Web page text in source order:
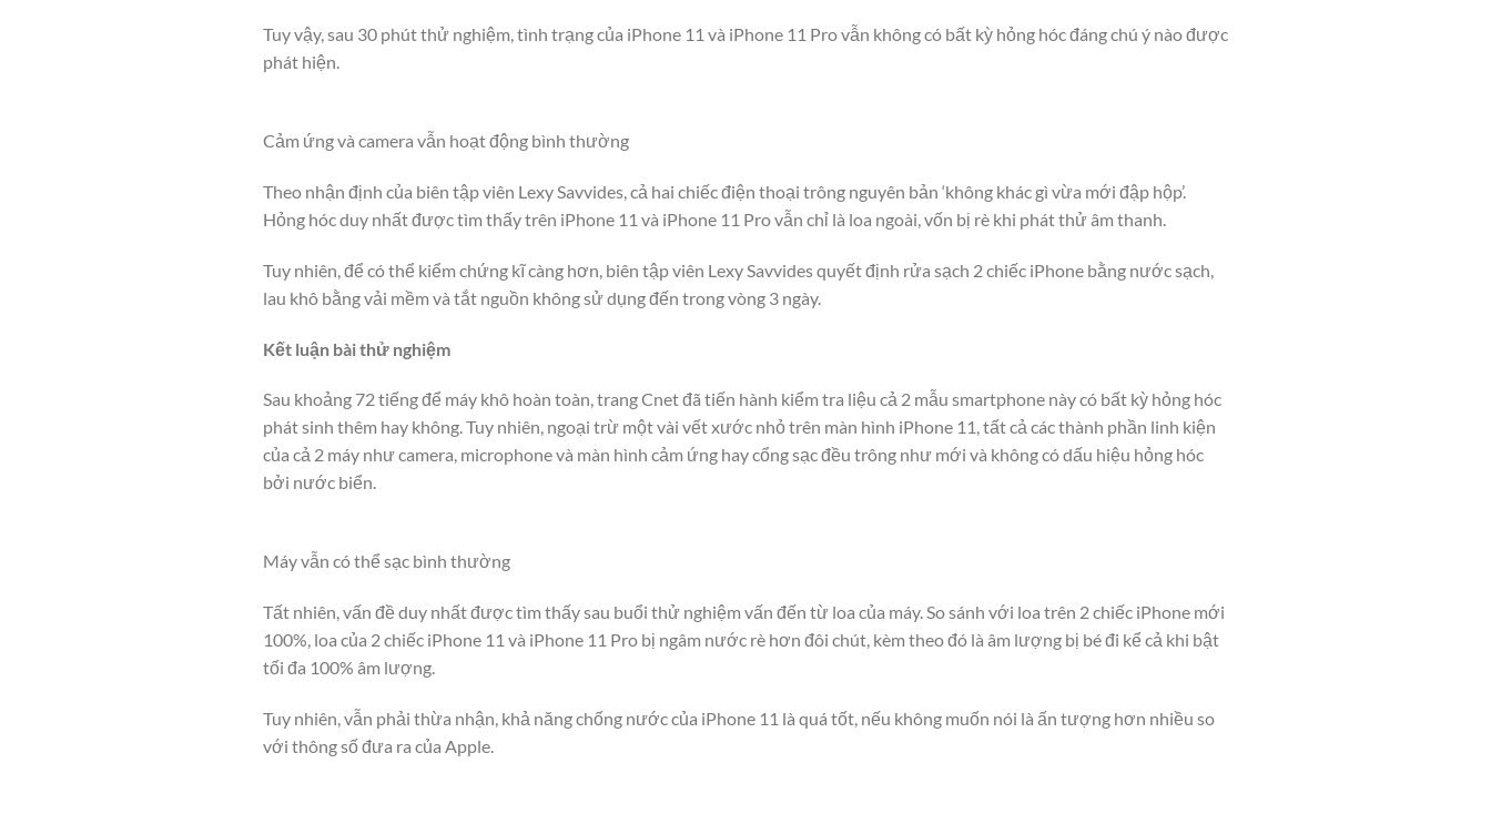
Tuy vậy, sau 30 phút thử nghiệm, tình trạng của iPhone 11 và iPhone 11 Pro vẫn không có bất kỳ hỏng hóc đáng chú ý nào được
phát hiện.
Cảm ứng và camera vẫn hoạt động bình thường
Theo nhận định của biên tập viên Lexy Savvides, cả hai chiếc điện thoại trông nguyên bản ‘không khác gì vừa mới đập hộp’.
Hỏng hóc duy nhất được tìm thấy trên iPhone 11 và iPhone 11 Pro vẫn chỉ là loa ngoài, vốn bị rè khi phát thử âm thanh.
Tuy nhiên, để có thể kiểm chứng kĩ càng hơn, biên tập viên Lexy Savvides quyết định rửa sạch 2 chiếc iPhone bằng nước sạch,
lau khô bằng vải mềm và tắt nguồn không sử dụng đến trong vòng 3 ngày.
Kết luận bài thử nghiệm
Sau khoảng 72 tiếng để máy khô hoàn toàn, trang Cnet đã tiến hành kiểm tra liệu cả 2 mẫu smartphone này có bất kỳ hỏng hóc
phát sinh thêm hay không. Tuy nhiên, ngoại trừ một vài vết xước nhỏ trên màn hình iPhone 11, tất cả các thành phần linh kiện
của cả 2 máy như camera, microphone và màn hình cảm ứng hay cổng sạc đều trông như mới và không có dấu hiệu hỏng hóc
bởi nước biển.
Máy vẫn có thể sạc bình thường
Tất nhiên, vấn đề duy nhất được tìm thấy sau buổi thử nghiệm vấn đến từ loa của máy. So sánh với loa trên 2 chiếc iPhone mới
100%, loa của 2 chiếc iPhone 11 và iPhone 11 Pro bị ngâm nước rè hơn đôi chút, kèm theo đó là âm lượng bị bé đi kể cả khi bật
tối đa 100% âm lượng.
Tuy nhiên, vẫn phải thừa nhận, khả năng chống nước của iPhone 11 là quá tốt, nếu không muốn nói là ấn tượng hơn nhiều so
với thông số đưa ra của Apple.